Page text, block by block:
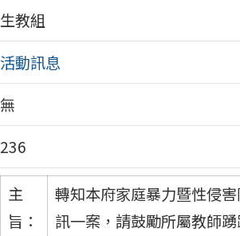
生教組
活動訊息
無
236
主
旨：
轉知本府家庭暴力暨性侵
訊一案，請鼓勵所屬教師